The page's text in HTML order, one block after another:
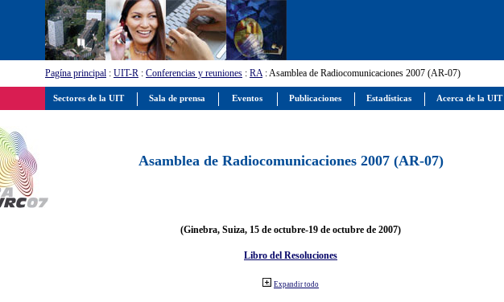
Pagína principal : UIT-R : Conferencias y reuniones : RA: Asamblea de Radiocomunicaciones 2007 (AR-07)
Asamblea de Radiocomunicaciones 2007 (AR-07)
(Ginebra, Suiza, 15 de octubre-19 de octubre de 2007)
Libro del Resoluciones
Expandir todo
Sectores de la UIT Sala de prensa Eventos Publicaciones Estadísticas Acerca de la UIT